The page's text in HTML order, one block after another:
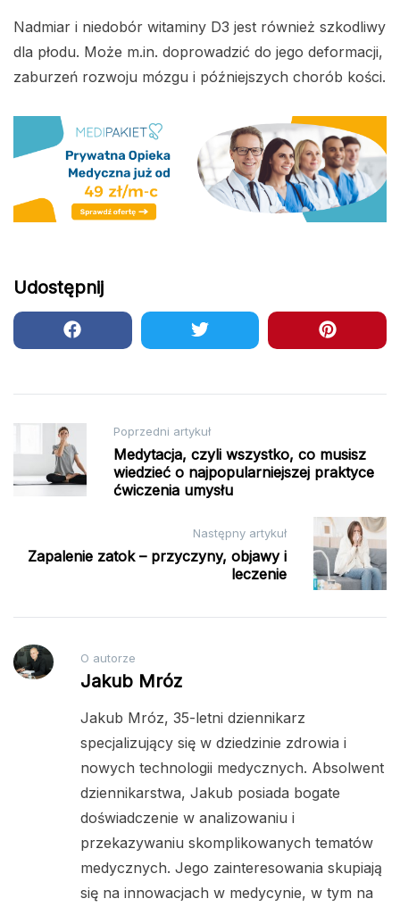
Nadmiar i niedobór witaminy D3 jest również szkodliwy
dla płodu. Może m.in. doprowadzić do jego deformacji,
zaburzeń rozwoju mózgu i późniejszych chorób kości.
Udostępnij
Nawigacja
wpisu
Poprzedni artykuł
Medytacja, czyli wszystko, co musisz
wiedzieć o najpopularniejszej praktyce
ćwiczenia umysłu
Następny artykuł
Zapalenie zatok – przyczyny, objawy i
leczenie
O autorze
Jakub Mróz
Jakub Mróz, 35-letni dziennikarz
specjalizujący się w dziedzinie zdrowia i
nowych technologii medycznych. Absolwent
dziennikarstwa, Jakub posiada bogate
doświadczenie w analizowaniu i
przekazywaniu skomplikowanych tematów
medycznych. Jego zainteresowania skupiają
się na innowacjach w medycynie, w tym na